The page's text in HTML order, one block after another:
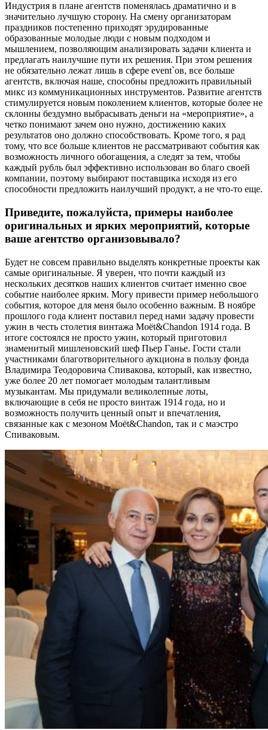
Индустрия в плане агентств поменялась драматично и в
значительно лучшую сторону. На смену организаторам
праздников постепенно приходят эрудированные
образованные молодые люди с новым подходом и
мышлением, позволяющим анализировать задачи клиента и
предлагать наилучшие пути их решения. При этом решения
не обязательно лежат лишь в сфере event`ов, все больше
агентств, включая наше, способны предложить правильный
микс из коммуникационных инструментов. Развитие агентств
стимулируется новым поколением клиентов, которые более не
склонны бездумно выбрасывать деньги на «мероприятие», а
четко понимают зачем оно нужно, достижению каких
результатов оно должно способствовать. Кроме того, я рад
тому, что все больше клиентов не рассматривают события как
возможность личного обогащения, а следят за тем, чтобы
каждый рубль был эффективно использован во благо своей
компании, поэтому выбирают поставщика исходя из его
способности предложить наилучший продукт, а не что-то еще.
Приведите, пожалуйста, примеры наиболее
оригинальных и ярких мероприятий, которые
ваше агентство организовывало?
Будет не совсем правильно выделять конкретные проекты как
самые оригинальные. Я уверен, что почти каждый из
нескольких десятков наших клиентов считает именно свое
событие наиболее ярким. Могу привести пример небольшого
события, которое для меня было особенно важным. В ноябре
прошлого года клиент поставил перед нами задачу провести
ужин в честь столетия винтажа Moёt&Chandon 1914 года. В
итоге состоялся не просто ужин, который приготовил
знаменитый мишленовский шеф Пьер Ганье. Гости стали
участниками благотворительного аукциона в пользу фонда
Владимира Теодоровича Спивакова, который, как известно,
уже более 20 лет помогает молодым талантливым
музыкантам. Мы придумали великолепные лоты,
включающие в себя не просто винтаж 1914 года, но и
возможность получить ценный опыт и впечатления,
связанные как с мезоном Moёt&Chandon, так и с маэстро
Спиваковым.